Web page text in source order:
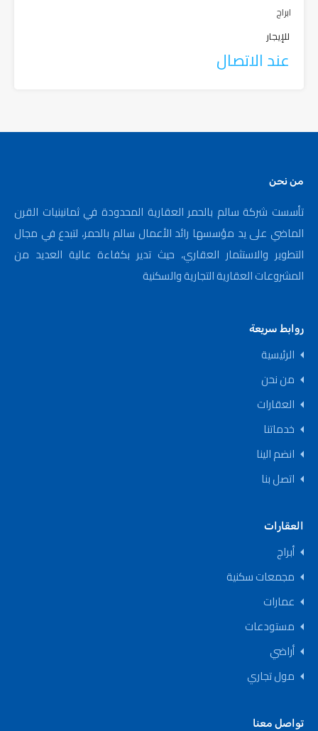
ابراج
للإيجار
عند الاتصال
من نحن
تأسست شركة سالم بالحمر العقارية المحدودة في ثمانينيات القرن
الماضي على يد مؤسسها رائد الأعمال سالم بالحمر، لتبدع في مجال
التطوير والاستثمار العقاري، حيث تدير بكفاءة عالية العديد من
المشروعات العقارية التجارية والسكنية
روابط سريعة
الرئيسية
من نحن
العقارات
خدماتنا
انضم الينا
اتصل بنا
العقارات
أبراج
مجمعات سكنية
عمارات
مستودعات
أراضي
مول تجاري
تواصل معنا